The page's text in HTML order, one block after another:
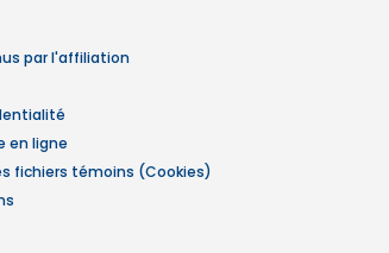
par l'affiliation
en ligne
fichiers témoins (Cookies)